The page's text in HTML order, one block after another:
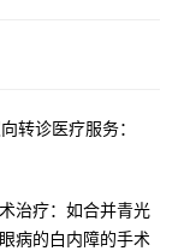
转诊医疗服务：
治疗：如合并青光
病的白内障的手术